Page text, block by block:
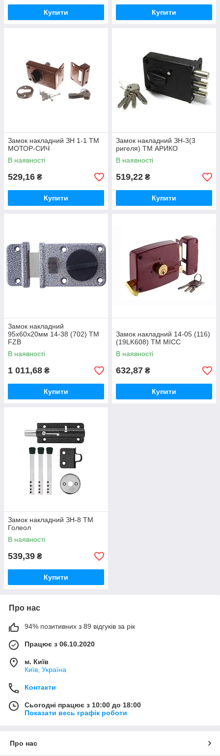
Купити Купити
Замок накладний ЗН 1-1 ТМ
МОТОР-СИЧ
В наявності
529,16 ₴
Купити
Замок накладний ЗН-3(3
ригеля) ТМ АРИКО
В наявності
519,22 ₴
Купити
Замок накладний
95х60х20мм 14-38 (702) ТМ
FZB
В наявності
1 011,68 ₴
Купити
Замок накладний 14-05 (116)
(19LK608) ТМ MICC
В наявності
632,87 ₴
Купити
Замок накладний ЗН-8 ТМ
Голеол
В наявності
539,39 ₴
Купити
Про нас
94% позитивних з 89 відгуків за рік
Працює з 06.10.2020
м. Київ
Київ, Україна
Контакти
Сьогодні працює з 10:00 до 18:00
Показати весь графік роботи
Про нас